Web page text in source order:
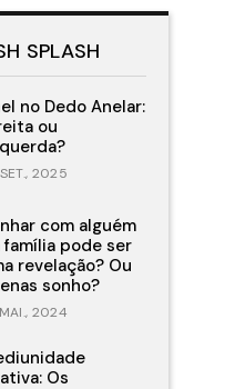
SPLASH
no Dedo Anelar:
ou
2025
com alguém
família pode ser
revelação? Ou
sonho?
2024
Os